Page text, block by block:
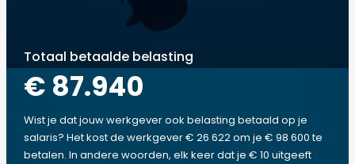
Totaal betaalde belasting
€ 87.940
Wist je dat jouw werkgever ook belasting betaald op je
salaris? Het kost de werkgever € 26 622 om je € 98 600 te
betalen. In andere woorden, elk keer dat je € 10 uitgeeft